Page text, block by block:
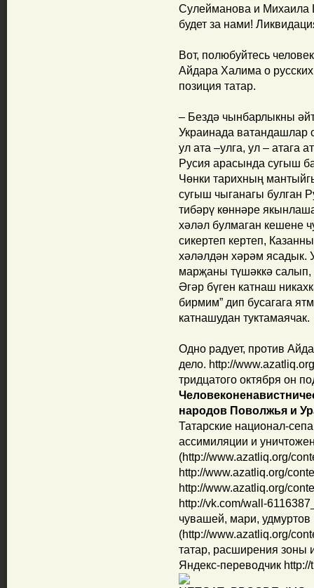
Сулейманова и Михаила
будет за нами!
Вот, полюбуйтесь
Айдара Халима о
позиция татар.
– Бездә чынбарлыкны
Украинада
ул ата –улга, ул – атага
Русия арасында сугыш
Чөнки тарихның
сугыш чыганагы булган
тибәрү көннәре
хәләл булмаган кешене
сикертеп кертеп,
хәләлдән хәрәм ясадык.
марҗаны түшәккә салып,
Әгәр бүген катнаш
бирмим” дип бусагага
катнашудан туктамаячак.
Одно радует, против
дело. http://
тридцатого октября он
народов Поволжья и
Татарские национал-
ассимиляции и
(http://www.azatliq.org/
http://www.azatliq.org/
http://www.azatliq.org/
http://vk.com/wall-
чувашей, мари, удмуртов
(http://www.azatliq.org/
татар, расширения зоны
Яндекс-переводчик